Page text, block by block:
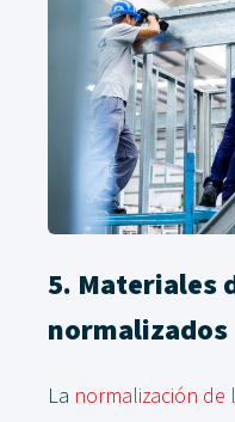
5. Materiales
normalizados
La normalización de